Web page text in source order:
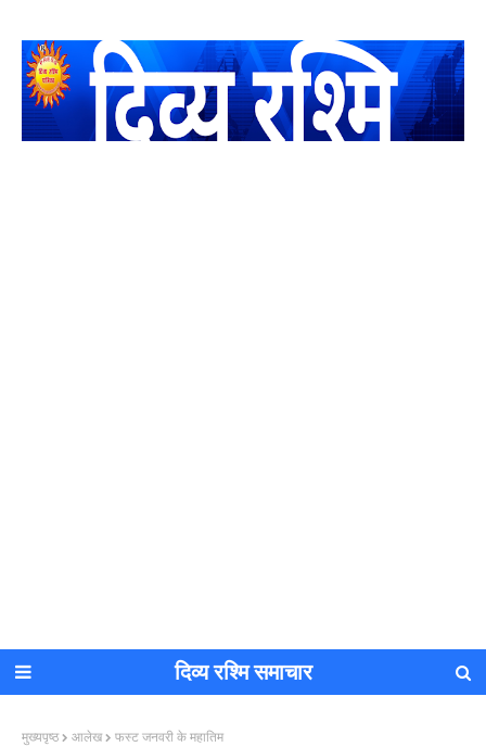
दिव्य रश्मि समाचार
मुख्यपृष्ठ आलेख फस्ट जनवरी के महातिम